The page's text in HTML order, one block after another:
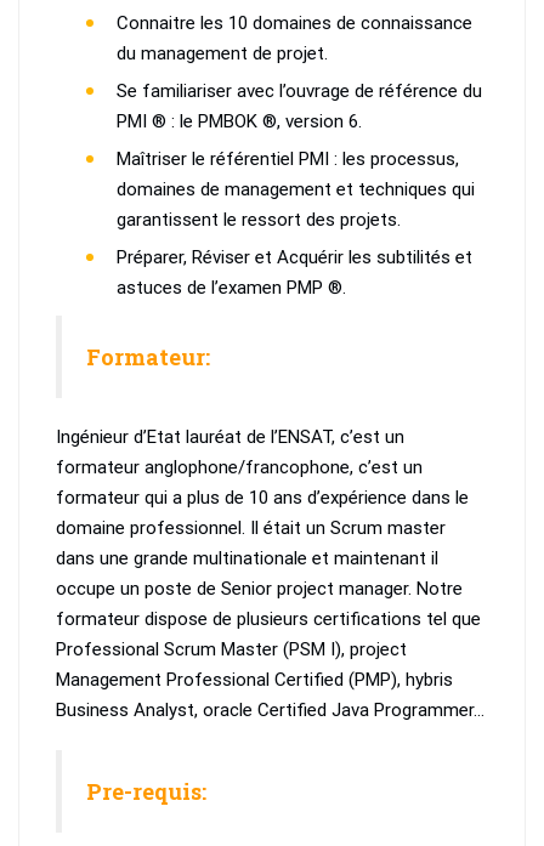
Connaitre les 10 domaines de connaissance
du management de projet.
Se familiariser avec l’ouvrage de référence du
PMI ® : le PMBOK ®, version 6.
Maîtriser le référentiel PMI : les processus,
domaines de management et techniques qui
garantissent le ressort des projets.
Préparer, Réviser et Acquérir les subtilités et
astuces de l’examen PMP ®.
Formateur:
Ingénieur d’Etat lauréat de l’ENSAT, c’est un
formateur anglophone/francophone, c’est un
formateur qui a plus de 10 ans d’expérience dans le
domaine professionnel. Il était un Scrum master
dans une grande multinationale et maintenant il
occupe un poste de Senior project manager. Notre
formateur dispose de plusieurs certifications tel que
Professional Scrum Master (PSM I), project
Management Professional Certified (PMP), hybris
Business Analyst, oracle Certified Java Programmer…
Pre-requis: